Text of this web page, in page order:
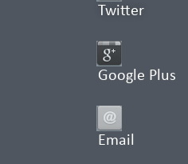
Twitter
Google Plus
Email